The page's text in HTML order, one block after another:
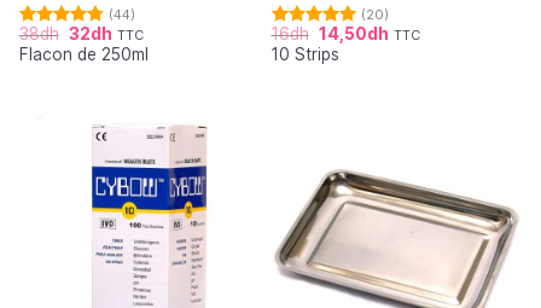
Note 4.77
sur 5
(44)
38dh 32dh TTC
Flacon de 250ml
Note
4.95
sur 5
(20)
16dh 14,50dh TTC
10 Strips